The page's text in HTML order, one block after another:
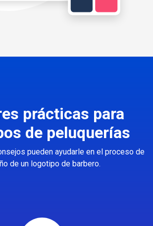
prácticas para
de peluquerías
pueden ayudarle en el proceso de
de un logotipo de barbero.